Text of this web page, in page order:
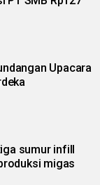
Upacara
sumur infill
migas